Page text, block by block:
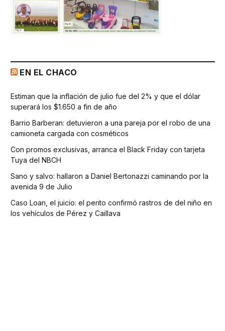
EN EL CHACO
Estiman que la inflación de julio fue del 2% y que el dólar
superará los $1.650 a fin de año
Barrio Barberan: detuvieron a una pareja por el robo de una
camioneta cargada con cosméticos
Con promos exclusivas, arranca el Black Friday con tarjeta
Tuya del NBCH
Sano y salvo: hallaron a Daniel Bertonazzi caminando por la
avenida 9 de Julio
Caso Loan, el juicio: el perito confirmó rastros de del niño en
los vehículos de Pérez y Caillava